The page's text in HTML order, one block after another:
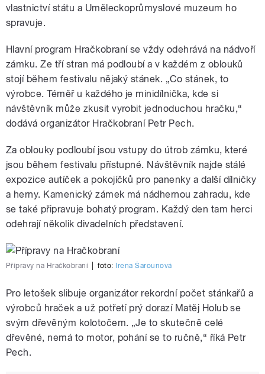
vlastnictví státu a Uměleckoprůmyslové muzeum ho
spravuje.
Hlavní program Hračkobraní se vždy odehrává na nádvoří
zámku. Ze tří stran má podloubí a v každém z oblouků
stojí během festivalu nějaký stánek. „Co stánek, to
výrobce. Téměř u každého je minidílnička, kde si
návštěvník může zkusit vyrobit jednoduchou hračku,“
dodává organizátor Hračkobraní Petr Pech.
Za oblouky podloubí jsou vstupy do útrob zámku, které
jsou během festivalu přístupné. Návštěvník najde stálé
expozice autíček a pokojíčků pro panenky a další dílničky
a herny. Kamenický zámek má nádhernou zahradu, kde
se také připravuje bohatý program. Každý den tam herci
odehrají několik divadelních představení.
Přípravy na Hračkobraní foto: Irena Šarounová
Pro letošek slibuje organizátor rekordní počet stánkařů a
výrobců hraček a už potřetí prý dorazí Matěj Holub se
svým dřevěným kolotočem. „Je to skutečně celé
dřevěné, nemá to motor, pohání se to ručně,“ říká Petr
Pech.